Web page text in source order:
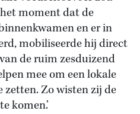
moment dat de
en er in
mobiliseerde hij direct
de ruim zesduizend
mee om een lokale
zetten. Zo wisten zij de
komen.’